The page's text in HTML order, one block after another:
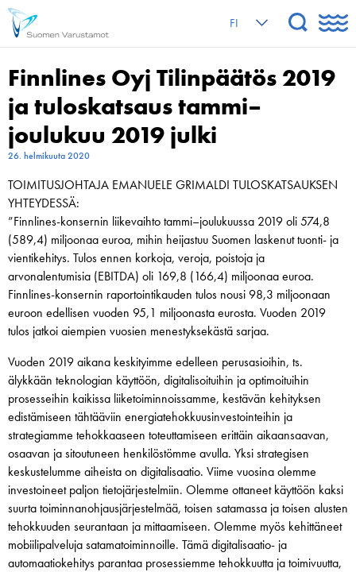
FI
Finnlines Oyj Tilinpäätös 2019
ja tuloskatsaus tammi–
joulukuu 2019 julki
26. helmikuuta 2020
TOIMITUSJOHTAJA EMANUELE GRIMALDI TULOSKATSAUKSEN
YHTEYDESSÄ:
”Finnlines-konsernin liikevaihto tammi–joulukuussa 2019 oli 574,8
(589,4) miljoonaa euroa, mihin heijastuu Suomen laskenut tuonti- ja
vientikehitys. Tulos ennen korkoja, veroja, poistoja ja
arvonalentumisia (EBITDA) oli 169,8 (166,4) miljoonaa euroa.
Finnlines-konsernin raportointikauden tulos nousi 98,3 miljoonaan
euroon edellisen vuoden 95,1 miljoonasta eurosta. Vuoden 2019
tulos jatkoi aiempien vuosien menestyksekästä sarjaa.
Vuoden 2019 aikana keskityimme edelleen perusasioihin, ts.
älykkään teknologian käyttöön, digitalisoituihin ja optimoituihin
prosesseihin kaikissa liiketoiminnoissamme, kestävän kehityksen
edistämiseen tähtääviin energiatehokkuusinvestointeihin ja
strategiamme tehokkaaseen toteuttamiseen erittäin aikaansaavan,
osaavan ja sitoutuneen henkilöstömme avulla. Yksi strategisen
keskustelumme aiheista on digitalisaatio. Viime vuosina olemme
investoineet paljon tietojärjestelmiin. Olemme ottaneet käyttöön kaksi
suurta toiminnanohjausjärjestelmää, toisen satamassa ja toisen alusten
tehokkuuden seurantaan ja mittaamiseen. Olemme myös kehittäneet
mobiilipalveluja satamatoiminnoille. Tämä digitalisaatio- ja
automaatiokehitys parantaa prosessiemme tehokkuutta ja toimivuutta,